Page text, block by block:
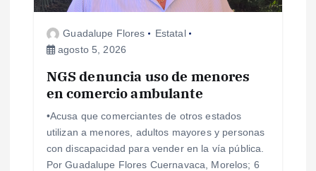
Guadalupe Flores
Estatal
agosto 5, 2026
NGS denuncia uso de menores
en comercio ambulante
•Acusa que comerciantes de otros estados
utilizan a menores, adultos mayores y personas
con discapacidad para vender en la vía pública.
Por Guadalupe Flores Cuernavaca, Morelos; 6